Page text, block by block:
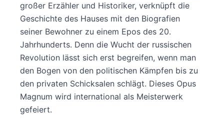
großer Erzähler und Historiker, verknüpft die
Geschichte des Hauses mit den Biografien
seiner Bewohner zu einem Epos des 20.
Jahrhunderts. Denn die Wucht der russischen
Revolution lässt sich erst begreifen, wenn man
den Bogen von den politischen Kämpfen bis zu
den privaten Schicksalen schlägt. Dieses Opus
Magnum wird international als Meisterwerk
gefeiert.